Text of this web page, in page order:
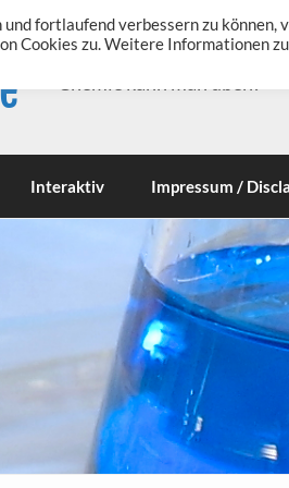
Interaktiv Impressum /
fortlaufend verbessern zu
Cookies zu. Weitere Informationen